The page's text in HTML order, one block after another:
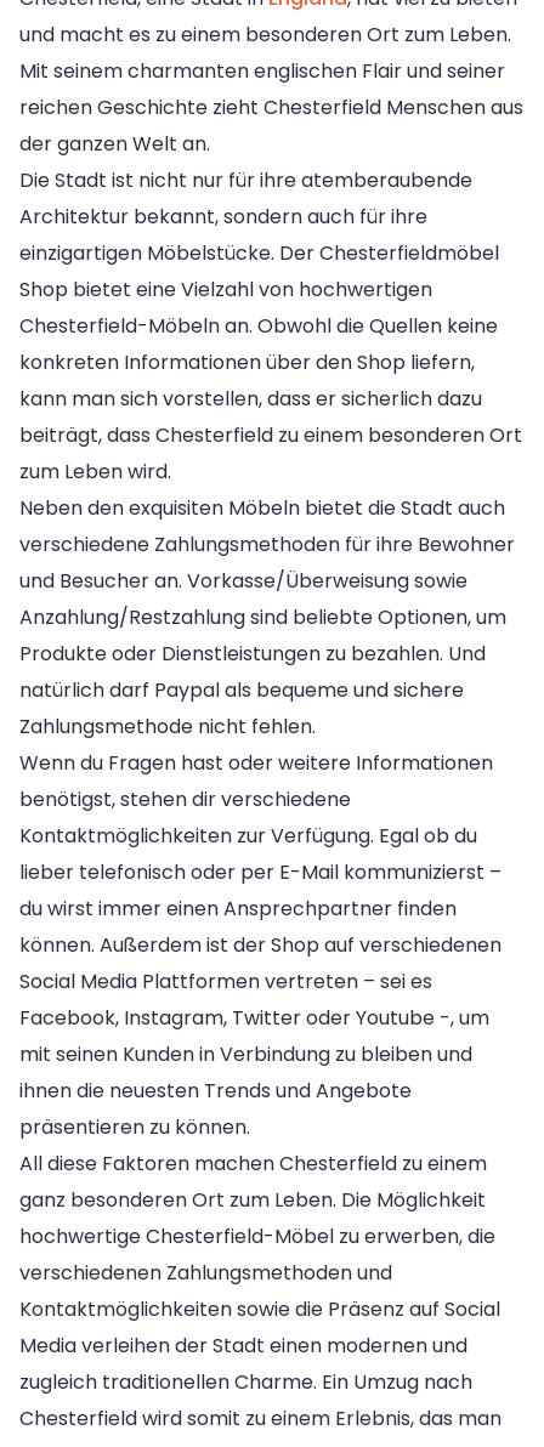
und macht es zu einem besonderen Ort zum Leben.
Mit seinem charmanten englischen Flair und seiner
reichen Geschichte zieht Chesterfield Menschen aus
der ganzen Welt an.
Die Stadt ist nicht nur für ihre atemberaubende
Architektur bekannt, sondern auch für ihre
einzigartigen Möbelstücke. Der Chesterfieldmöbel
Shop bietet eine Vielzahl von hochwertigen
Chesterfield-Möbeln an. Obwohl die Quellen keine
konkreten Informationen über den Shop liefern,
kann man sich vorstellen, dass er sicherlich dazu
beiträgt, dass Chesterfield zu einem besonderen Ort
zum Leben wird.
Neben den exquisiten Möbeln bietet die Stadt auch
verschiedene Zahlungsmethoden für ihre Bewohner
und Besucher an. Vorkasse/Überweisung sowie
Anzahlung/Restzahlung sind beliebte Optionen, um
Produkte oder Dienstleistungen zu bezahlen. Und
natürlich darf Paypal als bequeme und sichere
Zahlungsmethode nicht fehlen.
Wenn du Fragen hast oder weitere Informationen
benötigst, stehen dir verschiedene
Kontaktmöglichkeiten zur Verfügung. Egal ob du
lieber telefonisch oder per E-Mail kommunizierst –
du wirst immer einen Ansprechpartner finden
können. Außerdem ist der Shop auf verschiedenen
Social Media Plattformen vertreten – sei es
Facebook, Instagram, Twitter oder Youtube -, um
mit seinen Kunden in Verbindung zu bleiben und
ihnen die neuesten Trends und Angebote
präsentieren zu können.
All diese Faktoren machen Chesterfield zu einem
ganz besonderen Ort zum Leben. Die Möglichkeit
hochwertige Chesterfield-Möbel zu erwerben, die
verschiedenen Zahlungsmethoden und
Kontaktmöglichkeiten sowie die Präsenz auf Social
Media verleihen der Stadt einen modernen und
zugleich traditionellen Charme. Ein Umzug nach
Chesterfield wird somit zu einem Erlebnis, das man